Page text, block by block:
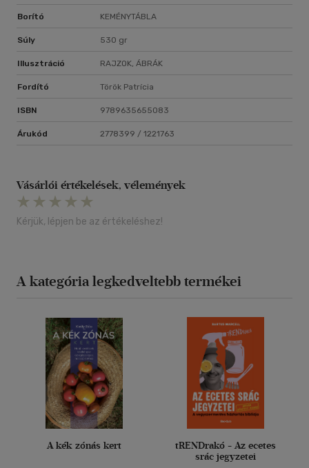
Borító KEMÉNYTÁBLA
Súly 530 gr
Illusztráció RAJZOK, ÁBRÁK
Fordító Török Patrícia
ISBN 9789635655083
Árukód 2778399 / 1221763
Vásárlói értékelések, vélemények
Kérjük, lépjen be az értékeléshez!
A kategória legkedveltebb termékei
A kék zónás kert
tRENDrakó - Az ecetes
srác jegyzetei